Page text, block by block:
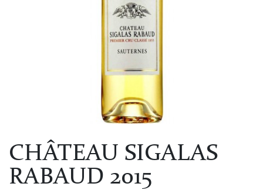
CHÂTEAU SIGALAS
RABAUD 2015